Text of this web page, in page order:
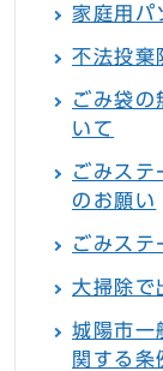
家庭用パ
不法投棄
ごみ袋の
いて
ごみステ
のお願い
ごみステ
大掃除で
城陽市一
関する条